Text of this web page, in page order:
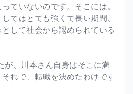
ていないのです。そこには。
てはとても強くて長い期間、
して社会から認められている
が、川本さん自身はそこに満
れで、転職を決めたわけです